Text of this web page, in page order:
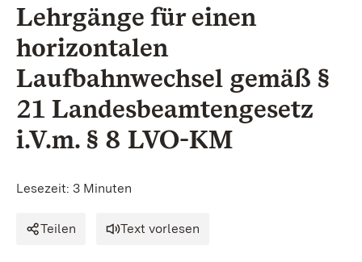
Lehrgänge für einen
horizontalen
Laufbahnwechsel gemäß §
21 Landesbeamtengesetz
i.V.m. § 8 LVO-KM
Lesezeit: 3 Minuten
Teilen Text vorlesen